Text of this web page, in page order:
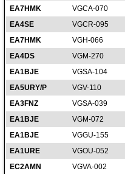
EA7HMK
VGCA-070
EA4SE
VGCR-095
EA7HMK
VGH-066
EA4DS
VGM-270
EA1BJE
VGSA-104
EA5URY/P
VGV-110
EA3FNZ
VGSA-039
EA1BJE
VGM-072
EA1BJE
VGGU-155
EA1URE
VGOU-052
EC2AMN
VGVA-002